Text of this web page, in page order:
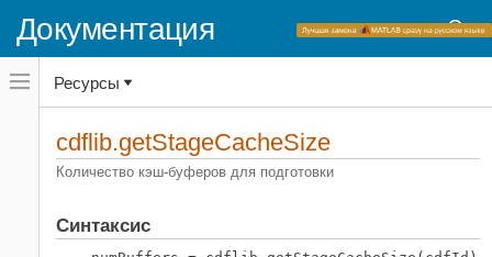
Документация
Переключатель
навигационного
меню
переключатель
навигационного
MATLAB
Стандартные форматы файлов
Ресурсы
cdflib.getStageCacheSize
Количество кэш-буферов для подготовки
Синтаксис